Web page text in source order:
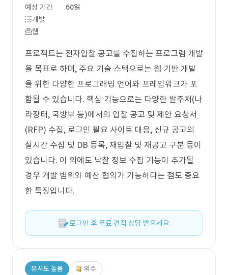
예상 기간
60일
개발
웹
프로젝트는 전자입찰 공고를 수집하는 프로그램 개발
을 목표로 하며, 주요 기술 스택으로는 웹 기반 개발
을 위한 다양한 프로그래밍 언어와 프레임워크가 포
함될 수 있습니다. 핵심 기능으로는 다양한 발주처(나
라장터, 국방부 등)에서의 입찰 공고 및 제안 요청서
(RFP) 수집, 로그인 필요 사이트 대응, 신규 공고의
실시간 수집 및 DB 등록, 재입찰 및 재공고 구분 등이
있습니다. 이 외에도 낙찰 정보 수집 기능이 추가될
경우 개발 범위와 예산 협의가 가능하다는 점도 중요
한 특징입니다.
로그인 후 무료 견적 상담 받으세요.
유사도 높음 외주